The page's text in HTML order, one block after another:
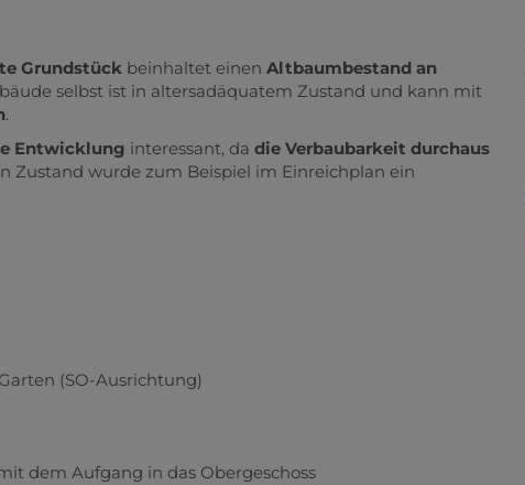
Grundstück beinhaltet einen Altbaumbestand an
selbst ist in altersadäquatem Zustand und kann mit
.
Entwicklung interessant, da die Verbaubarkeit durchaus
Zustand wurde zum Beispiel im Einreichplan ein
(SO-Ausrichtung)
dem Aufgang in das Obergeschoss